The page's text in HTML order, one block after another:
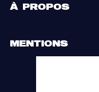
Par région
À PROPOS
MENTIONS